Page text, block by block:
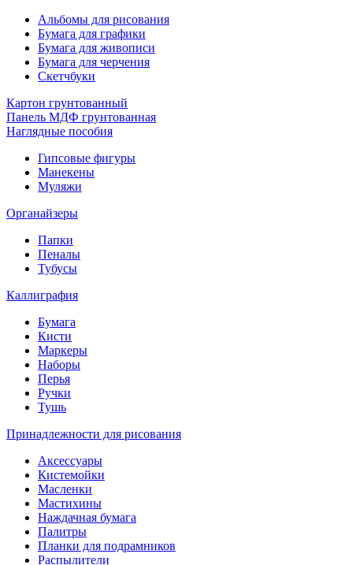
Альбомы для рисования
Бумага для графики
Бумага для живописи
Бумага для черчения
Скетчбуки
Картон грунтованный
Панель МДФ грунтованная
Наглядные пособия
Гипсовые фигуры
Манекены
Муляжи
Органайзеры
Папки
Пеналы
Тубусы
Каллиграфия
Бумага
Кисти
Маркеры
Наборы
Перья
Ручки
Тушь
Принадлежности для рисования
Аксессуары
Кистемойки
Масленки
Мастихины
Наждачная бумага
Палитры
Планки для подрамников
Распылители